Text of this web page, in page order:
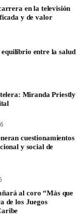
en la televisión
y de valor
entre la salud
Miranda Priestly
cuestionamientos
y social de
al coro “Más que
de los Juegos